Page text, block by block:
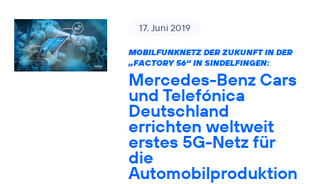
17. Juni 2019
MOBILFUNKNETZ DER ZUKUNFT IN DER
„FACTORY 56“ IN SINDELFINGEN:
Mercedes-Benz Cars
und Telefónica
Deutschland
errichten weltweit
erstes 5G-Netz für
die
Automobilproduktion